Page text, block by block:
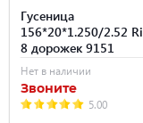
Гусеница
156*20*1.250/2.52
8 дорожек 9151
Нет в наличии
Звоните
5.00